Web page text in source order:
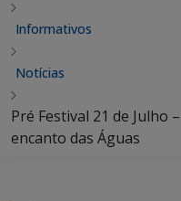
Informativos
Notícias
Pré Festival 21 de Julho
encanto das Águas